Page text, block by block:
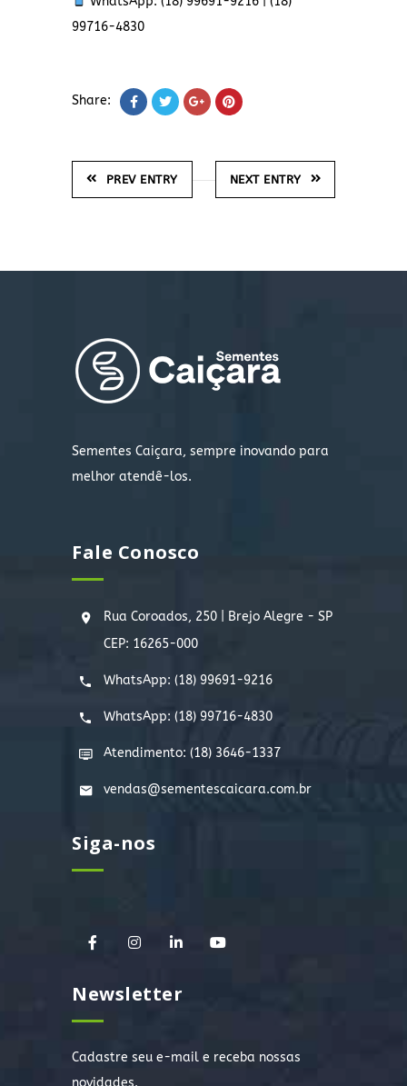
99716-4830
Share:
PREV ENTRY NEXT ENTRY
Sementes Caiçara, sempre inovando para
melhor atendê-los.
Fale Conosco
Rua Coroados, 250 | Brejo Alegre - SP
CEP: 16265-000
WhatsApp: (18) 99691-9216
WhatsApp: (18) 99716-4830
Atendimento: (18) 3646-1337
vendas@sementescaicara.com.br
Siga-nos
Newsletter
Cadastre seu e-mail e receba nossas
novidades.